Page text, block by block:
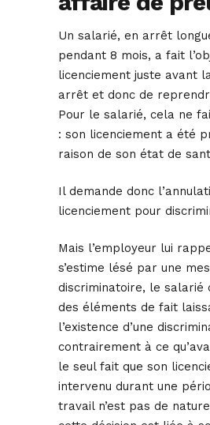
Un salarié, en arrêt
pendant 8 mois, a fait
licenciement juste avant
arrêt et donc de
Pour le salarié, cela ne
: son licenciement a été
raison de son état de
Il demande donc
licenciement pour
Mais l’employeur lui
s’estime lésé par une
discriminatoire, le salarié
des éléments de fait
l’existence d’une
contrairement à ce
le seul fait que son
intervenu durant une
travail n’est pas de